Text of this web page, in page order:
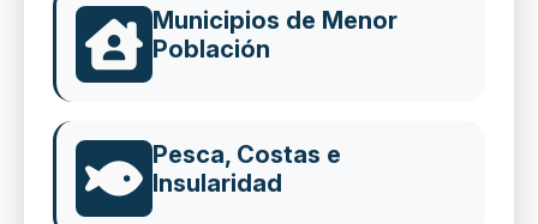
Municipios de Menor
Población
Pesca, Costas e
Insularidad